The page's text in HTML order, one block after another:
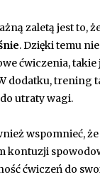
zaletą jest to,
. Dzięki temu
ćwiczenia,
dodatku, trening
utraty wagi.
wspomnieć,
kontuzji
ćwiczeń do